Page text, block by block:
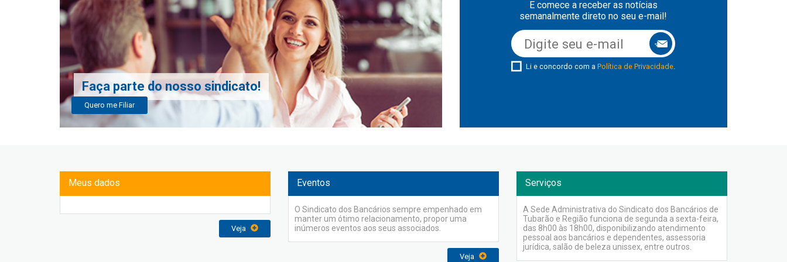
Faça parte do nosso sindicato!
Quero me Filiar
E comece a receber as notícias
semanalmente direto no seu e-mail!
Li e concordo com aPolítica de Privacidade.
Meus dados
Veja
Eventos
O Sindicato dos Bancários sempre empenhado em
manter um ótimo relacionamento, propor uma
inúmeros eventos aos seus associados.
Veja
Serviços
A Sede Administrativa do Sindicato dos Bancários de
Tubarão e Região funciona de segunda a sexta-feira,
das 8h00 às 18h00, disponibilizando atendimento
pessoal aos bancários e dependentes, assessoria
jurídica, salão de beleza unissex, entre outros.